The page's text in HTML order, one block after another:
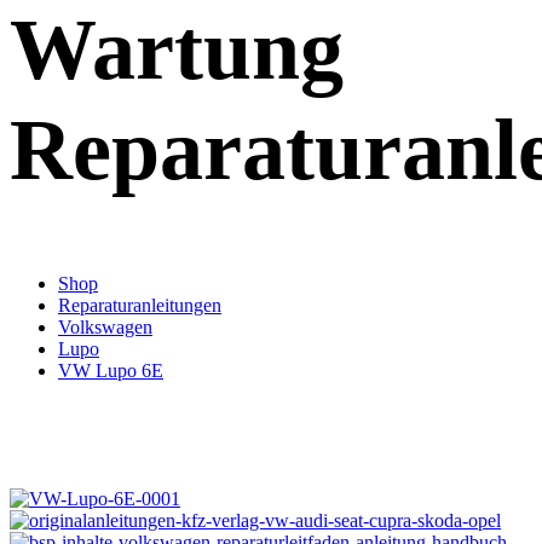
Wartung
Shop
Reparaturanleitungen
Volkswagen
Lupo
VW Lupo 6E